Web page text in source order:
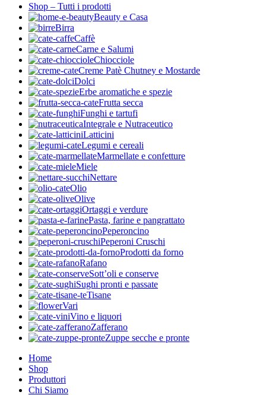
Shop – Tutti i prodotti
Beauty e Casa
Birra
Caffè
Carne e Salumi
Chiocciole
Creme Patè Chutney e Mostarde
Dolci
Erbe aromatiche e spezie
Frutta secca
Funghi e tartufi
Integrale e Nutraceutico
Latticini
Legumi e cereali
Marmellate e confetture
Miele
Nettare
Olio
Olive
Ortaggi e verdure
Pasta, farine e pangrattato
Peperoncino
Peperoni Cruschi
Prodotti da forno
Rafano
Sott’oli e conserve
Sughi pronti e passate
Tisane
Vari
Vino e liquori
Zafferano
Zuppe secche e pronte
Home
Shop
Produttori
Chi Siamo